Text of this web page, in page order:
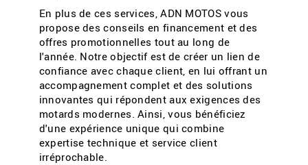
En plus de ces services, ADN MOTOS vous
propose des conseils en financement et des
offres promotionnelles tout au long de
l'année. Notre objectif est de créer un lien de
confiance avec chaque client, en lui offrant un
accompagnement complet et des solutions
innovantes qui répondent aux exigences des
motards modernes. Ainsi, vous bénéficiez
d'une expérience unique qui combine
expertise technique et service client
irréprochable.